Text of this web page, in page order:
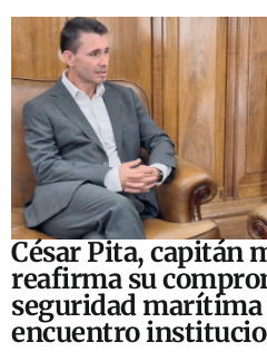
César Pita, capitán
reafirma su
seguridad
encuentro